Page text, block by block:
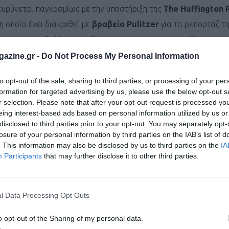
- Do Not Process My Personal Information
opt-out of the sale, sharing to third parties, or processing of your
for targeted advertising by us, please use the below opt-out
selection. Please note that after your opt-out request is processed
interest-based ads based on personal information utilized by us
to third parties prior to your opt-out. You may separately
of your personal information by third parties on the IAB’s list of
This information may also be disclosed by us to third parties on the
Participants that may further disclose it to other third parties.
Data Processing Opt Outs
opt-out of the Sharing of my personal data.
παγκοσμίως με την υποστήριξη της The Huffington
έχει διακριθεί με βραβείο Pulitzer για τα ρεπορτάζ
την προβολή του, καθιστώντας τον, το πρώτο αθλητικό
στις ΗΠΑ. Η προώθηση του μαραθωνίου ενισχύεται
και το δορυφορικό κανάλι του
εκδηλώσεων του« Navarino Challenge», θα αναβιώσει το
του μαραθωνίου, καθώς θα τιμηθεί η αγωνιστικότητα και η
αθλητή, τουΠανελληνιονίκη και Βαλκανιονίκη,
Κυριακίδης (1910-1987)τίμησε τη χώρα μας με τις
υπήρξε 14 φορές νικητής σε Παγκύπριους αγώνες (2
(3 σε μαραθώνιο). Το 1933, στην πρώτη του